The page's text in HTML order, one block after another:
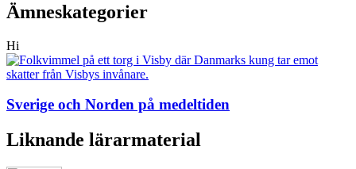
Ämneskategorier
Hi
Sverige och Norden på medeltiden
Liknande lärarmaterial